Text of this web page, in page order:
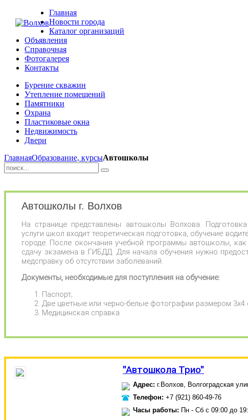
Главная
Новости города
Каталог организаций
Объявления
Справочная
Фотогалерея
Контакты
Бурение скважин
Утепление помещений
Памятники
Охрана
Пластиковые окна
Недвижимость
Двери
ГлавнаяОбразование, курсыАвтошколы
Автошколы г. Волхов
На странице представлены автошколы Волхова. Подготовка
услуги школ входит теоретическая подготовка, обучение
городе. После окончания учебной программы автошколы,
сдачу экзамена в ГИБДД. Для начала обучения нужно
медсправку об отсутствии заболеваний.
Документы, необходимые для поступления на обучение:
Паспорт;
Две цветные или черно-белые фотографии размером 3x4
Медицинская справка.
"Автошкола Трио"
Адрес: г.Волхов, Волгоградская
Телефон: +7 (921) 860-49-76
Часы работы: Пн - Сб с 09:00 до